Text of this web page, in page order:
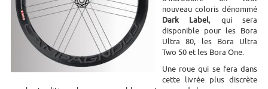
nouveau coloris dénommé
Dark Label, qui sera
disponible pour les Bora
Ultra 80, les Bora Ultra
Two 50 et les Bora One.
Une roue qui se fera dans
cette livrée plus discrète